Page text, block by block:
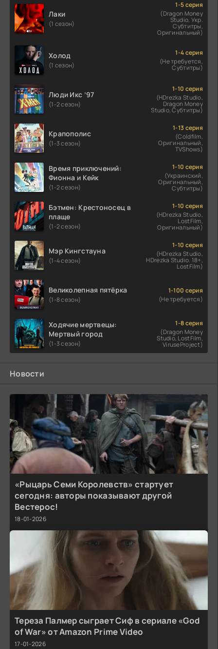
Лаки
(1 сезон)
1-5 серия
(Dragon Money
Studio, Укр.
Субтитры,
Оригинальный)
Холод
(1 сезон)
1-4 серия
(Не требуется,
Субтитры)
Люди Икс ’97
(1-2 сезон)
1-10 серия
(HDrezka Studio,
Dragon Money
Studio, Субтитры)
Крапополис
(1-3 сезон)
1-13 серия
(Coldfilm,
Оригинальный,
TVShows)
Время приключений:
Фионна и Кейк
(1-2 сезон)
1-10 серия
(Украинский,
Оригинальный,
Субтитры)
Бэтмен: Крестоносец в
плаще
(1-2 сезон)
1-10 серия
(HDrezka Studio,
LostFilm,
Оригинальный)
Мэр Кингстауна
(1-4 сезон)
1-10 серия
(HDrezka Studio,
HDrezka Studio. 18+,
LostFilm)
Великолепная пятёрка
(1-8 сезон)
1-100 серия
(Не требуется)
Ходячие мертвецы:
Мертвый город
(1-3 сезон)
1-8 серия
(Dragon Money
Studio, LostFilm,
ViruseProject)
Новости
«Рыцарь Семи Королевств» стартует
сегодня: авторы показывают другой
Вестерос!
18-01-2026
Тереза Палмер сыграет Сиф в сериале «God
of War» от Amazon Prime Video
17-01-2026